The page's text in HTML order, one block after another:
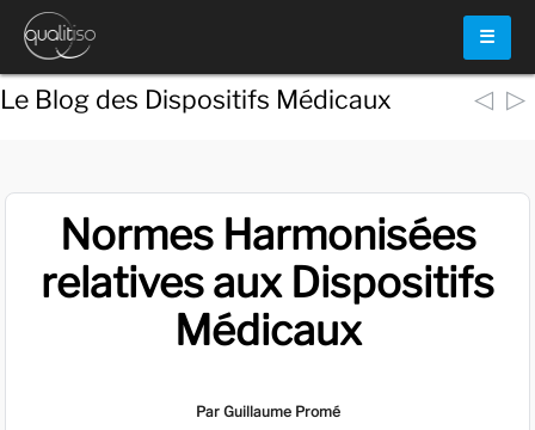
☰
Le Blog des Dispositifs Médicaux ◁ ▷
Normes Harmonisées
relatives aux Dispositifs
Médicaux
Par Guillaume Promé